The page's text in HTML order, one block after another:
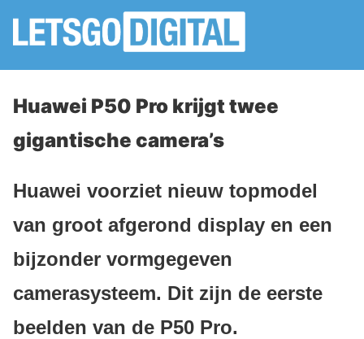
Huawei P50 Pro krijgt twee
gigantische camera’s
Huawei voorziet nieuw topmodel
van groot afgerond display en een
bijzonder vormgegeven
camerasysteem. Dit zijn de eerste
beelden van de P50 Pro.